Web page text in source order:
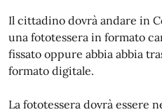
Il cittadino dovrà andare in
una fototessera in formato
fissato oppure abbia abbia
formato digitale.
La fototessera dovrà essere